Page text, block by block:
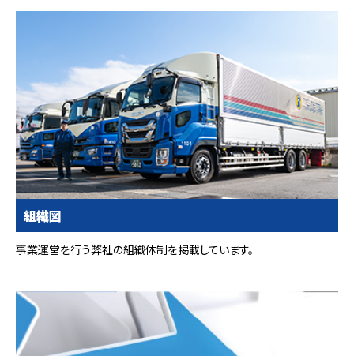
組織図
事業運営を行う弊社の組織体制を掲載しています。